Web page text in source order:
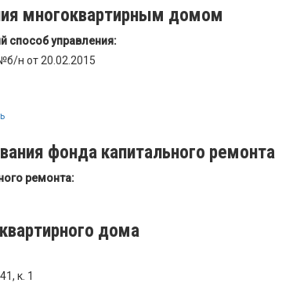
многоквартирным домом
управления:
н от 20.02.2015
фонда капитального ремонта
ремонта:
дома
к. 1